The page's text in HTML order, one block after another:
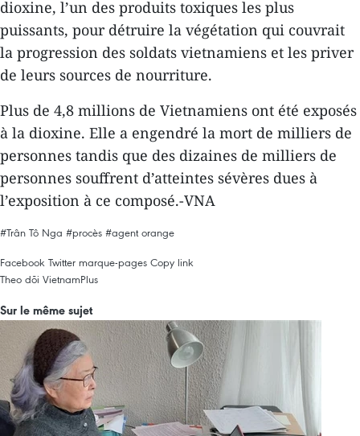
dioxine, l’un des produits toxiques les plus
puissants, pour détruire la végétation qui couvrait
la progression des soldats vietnamiens et les priver
de leurs sources de nourriture.
Plus de 4,8 millions de Vietnamiens ont été exposés
à la dioxine. Elle a engendré la mort de milliers de
personnes tandis que des dizaines de milliers de
personnes souffrent d’atteintes sévères dues à
l’exposition à ce composé.-VNA
#Trân Tô Nga #procès #agent orange
Facebook Twitter marque-pages Copy link
Theo dõi VietnamPlus
Sur le même sujet